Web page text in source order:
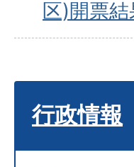
区)開票結
行政情報